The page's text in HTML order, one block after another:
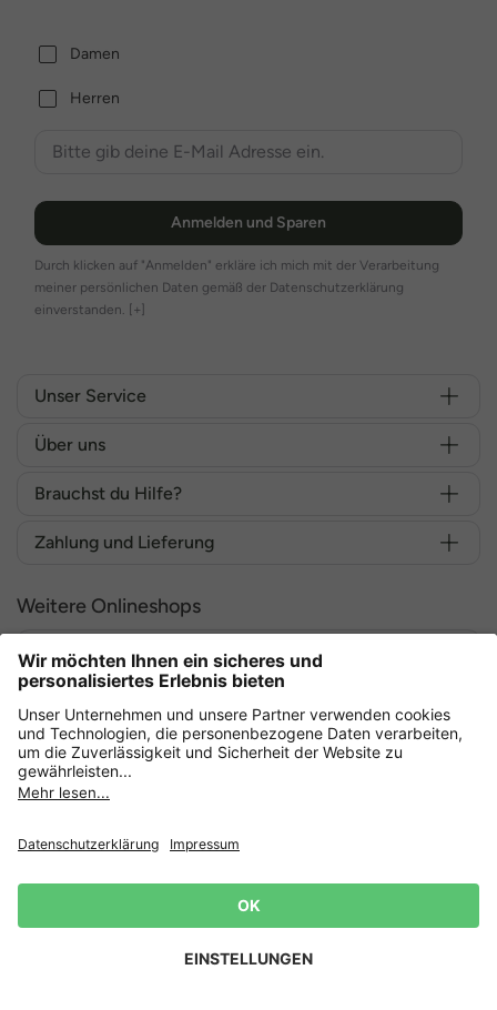
Damen
Herren
Anmelden und Sparen
Durch klicken auf "Anmelden" erkläre ich mich mit der Verarbeitung
meiner persönlichen Daten gemäß der Datenschutzerklärung
einverstanden. [+]
Unser Service
Über uns
Brauchst du Hilfe?
Zahlung und Lieferung
Weitere Onlineshops
Deutschland
Sicher einkaufen mit
AGB
Lieferbedingungen
Impressum Cookie Einstellungen